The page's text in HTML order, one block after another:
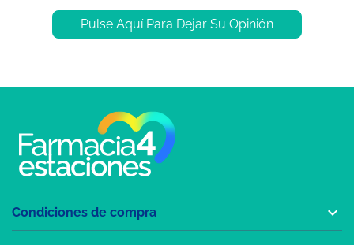
Pulse Aquí Para Dejar Su Opinión
Condiciones de compra 